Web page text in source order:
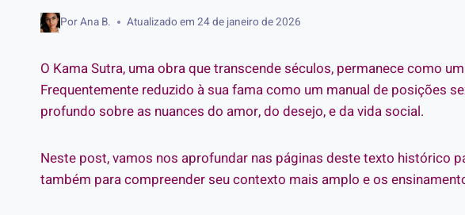
PorAna B. Atualizado em 24 de janeiro de 2026
O Kama Sutra, uma obra que transcende séculos, permanece como
Frequentemente reduzido à sua fama como um manual de posições
profundo sobre as nuances do amor, do desejo, e da vida social.
Neste post, vamos nos aprofundar nas páginas deste texto histórico
também para compreender seu contexto mais amplo e os